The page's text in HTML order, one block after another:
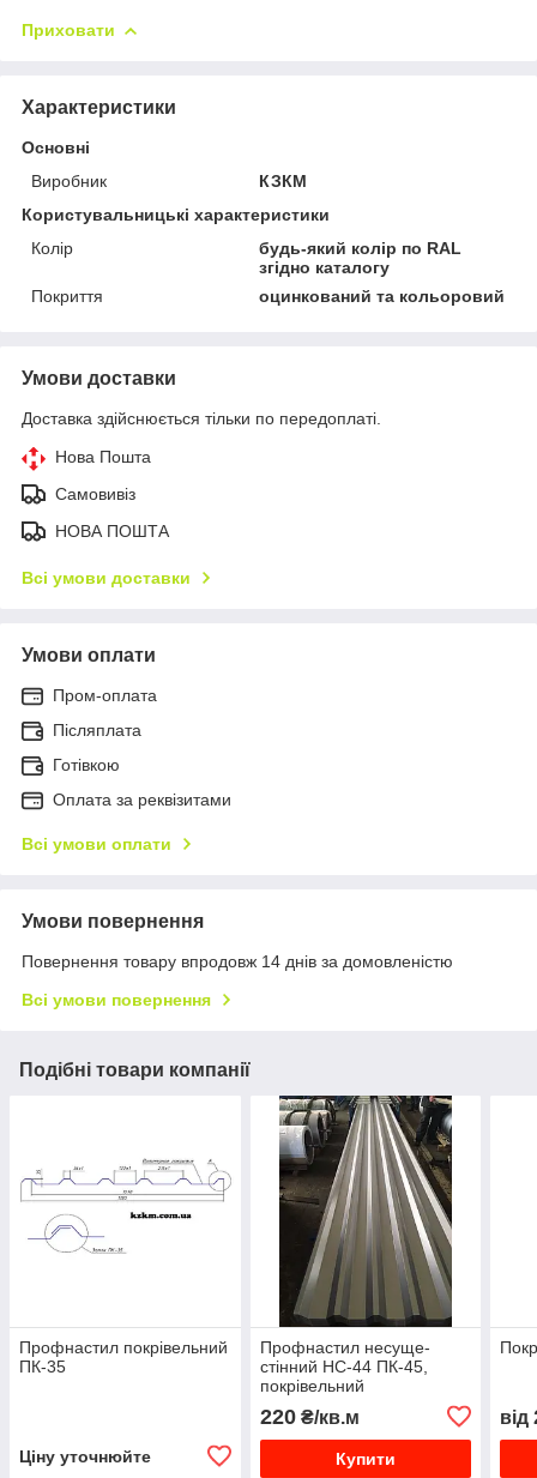
Приховати
Характеристики
Основні
Виробник
КЗКМ
Користувальницькі характеристики
Колір
будь-який колір по RAL
згідно каталогу
Покриття
оцинкований та кольоровий
Умови доставки
Доставка здійснюється тільки по передоплаті.
Нова Пошта
Самовивіз
НОВА ПОШТА
Всі умови доставки
Умови оплати
Пром-оплата
Післяплата
Готівкою
Оплата за реквізитами
Всі умови оплати
Умови повернення
Повернення товару впродовж 14 днів за домовленістю
Всі умови повернення
Подібні товари компанії
Профнастил покрівельний
ПК-35
Ціну уточнюйте
Профнастил несуще-
стінний НС-44 ПК-45,
покрівельний
220₴/кв.м
Купити
від